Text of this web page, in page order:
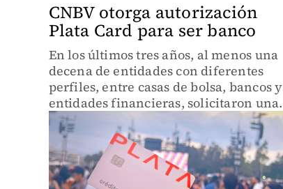
CNBV otorga autorización
Plata Card para ser banco
En los últimos tres años, al menos una
decena de entidades con diferentes
perfiles, entre casas de bolsa, bancos y
entidades financieras, solicitaron una
licencia bancaria, expuso Moody’s